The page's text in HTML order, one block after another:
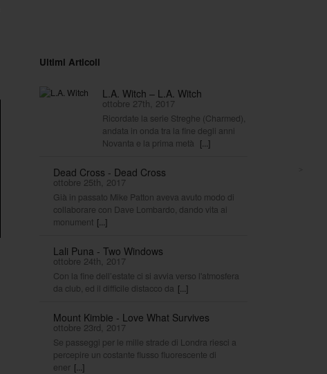
Ultimi Articoli
L.A. Witch – L.A. Witch
ottobre 27th, 2017
Ricordate la serie Streghe (Charmed),
andata in onda tra la fine degli anni
Novanta e la prima metà [...]
Dead Cross - Dead Cross
ottobre 25th, 2017
Già in passato Mike Patton aveva avuto modo di
collaborare con Dave Lombardo, dando vita ai
monument [...]
Lali Puna - Two Windows
ottobre 24th, 2017
Con la fine dell’estate ci si avvia verso l'atmosfera
da club, ed il difficile distacco da [...]
Mount Kimbie - Love What Survives
ottobre 23rd, 2017
Se passeggi per le mille strade di Londra riesci a
percepire un costante flusso fluorescente di
ener [...]